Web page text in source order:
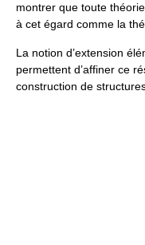
montrer que toute
à cet égard comme la
La notion d’extension
permettent d’affiner ce
construction de